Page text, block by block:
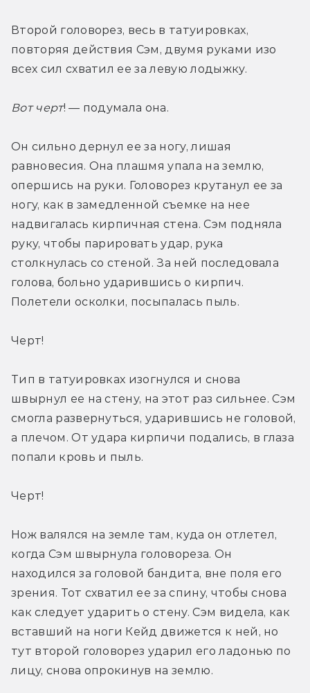
Второй головорез, весь в татуировках,
повторяя действия Сэм, двумя руками изо
всех сил схватил ее за левую лодыжку.
Вот черт! — подумала она.
Он сильно дернул ее за ногу, лишая
равновесия. Она плашмя упала на землю,
опершись на руки. Головорез крутанул ее за
ногу, как в замедленной съемке на нее
надвигалась кирпичная стена. Сэм подняла
руку, чтобы парировать удар, рука
столкнулась со стеной. За ней последовала
голова, больно ударившись о кирпич.
Полетели осколки, посыпалась пыль.
Черт!
Тип в татуировках изогнулся и снова
швырнул ее на стену, на этот раз сильнее. Сэм
смогла развернуться, ударившись не головой,
а плечом. От удара кирпичи подались, в глаза
попали кровь и пыль.
Черт!
Нож валялся на земле там, куда он отлетел,
когда Сэм швырнула головореза. Он
находился за головой бандита, вне поля его
зрения. Тот схватил ее за спину, чтобы снова
как следует ударить о стену. Сэм видела, как
вставший на ноги Кейд движется к ней, но
тут второй головорез ударил его ладонью по
лицу, снова опрокинув на землю.